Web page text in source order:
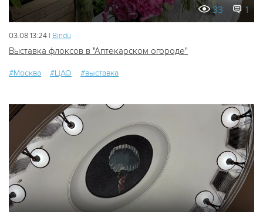
33 1
03.08 13:24 | Bindu
Выставка флоксов в "Аптекарском огороде"
#Москва #ЦАО #выставка